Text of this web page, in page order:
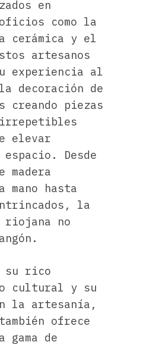
en
como la
cerámica y el
artesanos
experiencia al
la decoración de
creando piezas
elevar
Desde
madera
mano hasta
la
riojana no
su rico
cultural y su
la artesanía,
ofrece
gama de